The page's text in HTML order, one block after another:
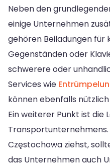
Neben den
einige Unternehmen
gehören Beiladungen für
Gegenständen oder
schwerere oder
Services wie
können ebenfalls nützlich
Ein weiterer Punkt ist die
Częstochowa ziehst,
das Unternehmen auch